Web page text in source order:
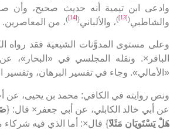
وادعى ابن تيمية أنه حديث صحيح، وأن
والشاطبي(
[13]
)، والألباني(
[14]
)، من المعاصرين.
وعلى مستوى المدوَّنات الشيعية فقد رواه
الباقر×. ونقله المجلسي في
«الأمالي». وجاء في تفسير البرهان، وتفسير
ونص روايته في الكافي: محمد بن يحيى،
عن أبي خالد الكابلي، عن أبي جعفر× قال: {
هَلْ يَسْتَوِيَانِ مَثَلاً} قال×: أما الذي فيه شركاء